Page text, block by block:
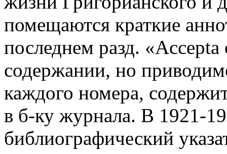
помещаются краткие
последнем разд.
содержании, но
каждого номера,
в б-ку журнала. В 1921-
библиографический